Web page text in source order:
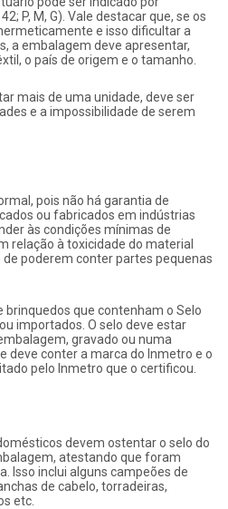
P, M, G). Vale destacar que, se os
e isso dificultar a
a embalagem deve apresentar,
o país de origem e o tamanho.
mais de uma unidade, deve ser
e a impossibilidade de serem
pois não há garantia de
ou fabricados em indústrias
às condições mínimas de
relação à toxicidade do material
poderem conter partes pequenas
que contenham o Selo
importados. O selo deve estar
gravado ou numa
deve conter a marca do Inmetro e o
pelo Inmetro que o certificou.
devem ostentar o selo do
atestando que foram
Isso inclui alguns campeões de
de cabelo, torradeiras,
etc.